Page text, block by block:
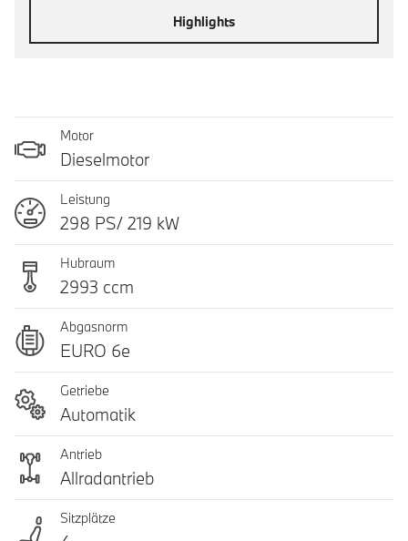
Highlights
Motor
Dieselmotor
Leistung
298 PS/ 219 kW
Hubraum
2993 ccm
Abgasnorm
EURO 6e
Getriebe
Automatik
Antrieb
Allradantrieb
Sitzplätze